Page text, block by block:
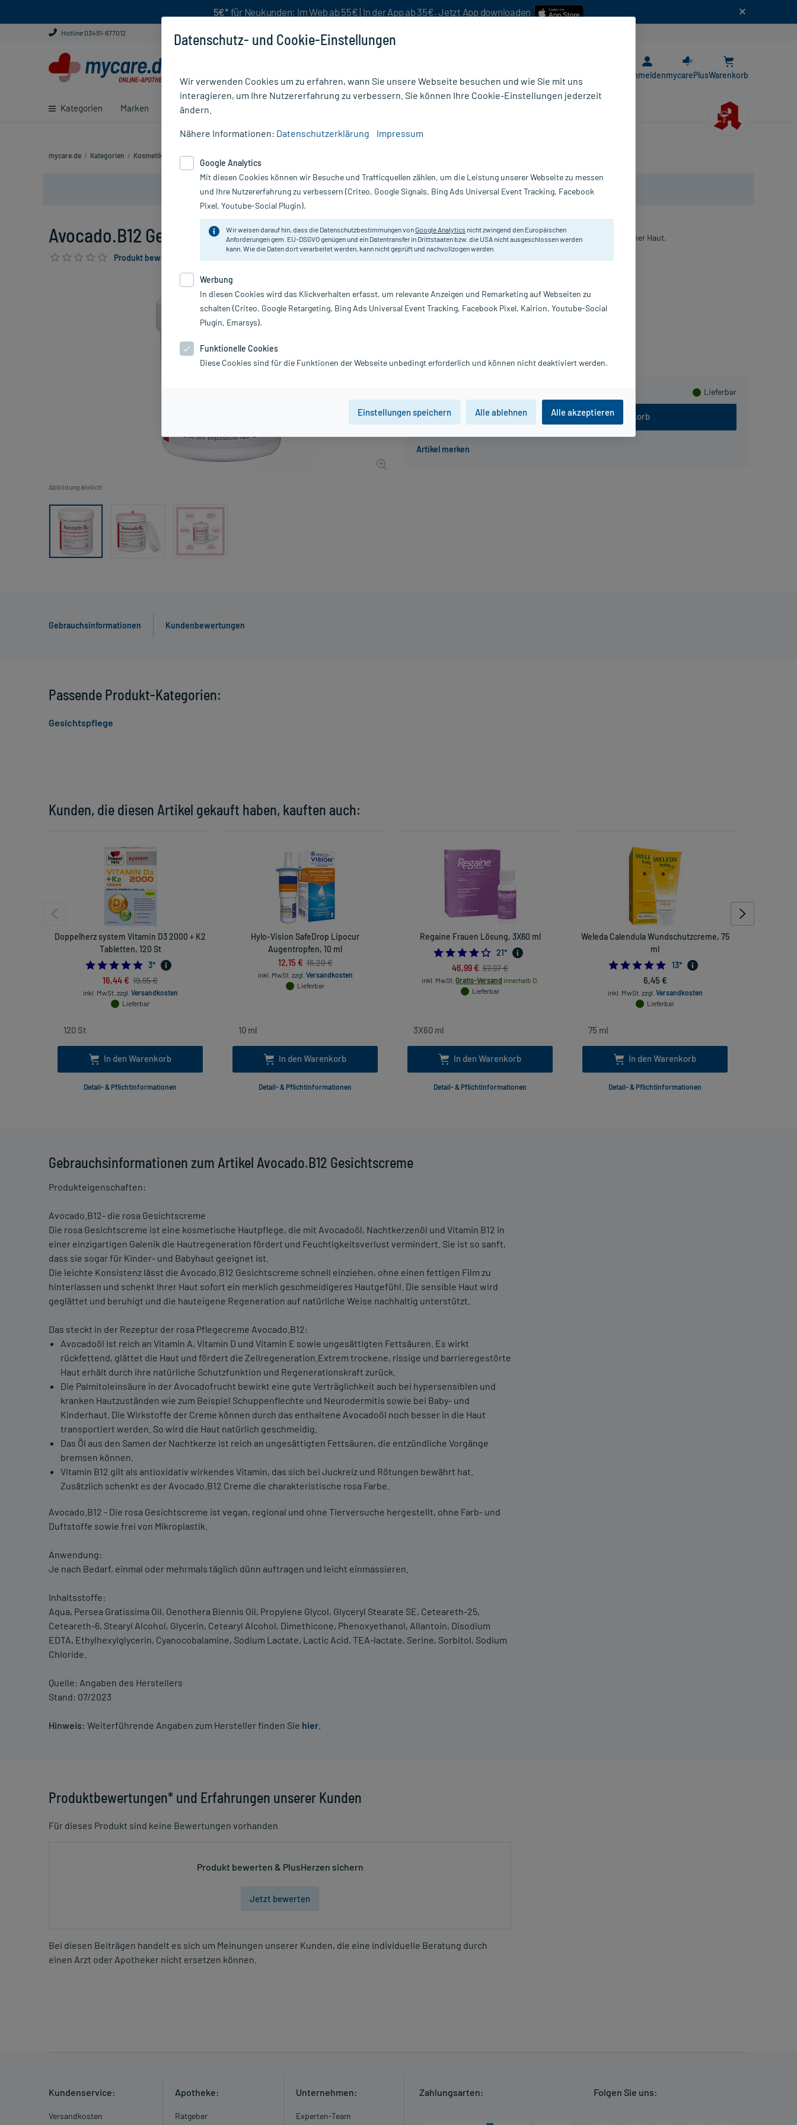
5€* für Neukunden: Im Web ab 55€ | In der App ab 35€. Jetzt App downloaden
Hotline 03491-877012
Kategorien Marken Ratgeber
AnmeldenmycarePlusWarenkorb
mycare.de / Kategorien / Kosmetik Gesichtspflege
Nur für kurze Zeit:Gratis-Versand* ab 19€ Mindestbestellwert!
Avocado.B12 Gesichtscreme, 100 ml
Produkt bewerten & PlusHerzen sichern
Abbildung ähnlich
Grundpreis: 189,00 € / l
Lieferbar
In den Warenkorb
Zur äußerlichen Anwendung von sehr empfindlicher und trockener Haut.
Darreichung:
Creme
Hersteller:
S+H Pharmavertrieb GmbH
Gebrauchsinformationen Kundenbewertungen
Gebrauchsinformationen zum Artikel Avocado.B12 Gesichtscreme
Produkteigenschaften:
Avocado.B12- die rosa Gesichtscreme
Die rosa Gesichtscreme ist eine kosmetische Hautpflege, die mit Avocadoöl, Nachtkerzenöl und Vitamin B12 in
einer einzigartigen Galenik die Hautregeneration fördert und Feuchtigkeitsverlust vermindert. Sie ist so sanft,
dass sie sogar für Kinder- und Babyhaut geeignet ist.
Die leichte Konsistenz lässt die Avocado.B12 Gesichtscreme schnell einziehen, ohne einen fettigen Film zu
hinterlassen und schenkt Ihrer Haut sofort ein merklich geschmeidigeres Hautgefühl. Die sensible Haut wird
geglättet und beruhigt und die hauteigene Regeneration auf natürliche Weise nachhaltig unterstützt.
Das steckt in der Rezeptur der rosa Pflegecreme Avocado.B12:
Avocadoöl ist reich an Vitamin A, Vitamin D und Vitamin E sowie ungesättigten Fettsäuren. Es wirkt
rückfettend, glättet die Haut und fördert die Zellregeneration.Extrem trockene, rissige und barrieregestörte
Haut erhält durch ihre natürliche Schutzfunktion und Regenerationskraft zurück.
Die Palmitoleinsäure in der Avocadofrucht bewirkt eine gute Verträglichkeit auch bei hypersensiblen und
kranken Hautzuständen wie zum Beispiel Schuppenflechte und Neurodermitis sowie bei Baby- und
Kinderhaut. Die Wirkstoffe der Creme können durch das enthaltene Avocadoöl noch besser in die Haut
transportiert werden. So wird die Haut natürlich geschmeidig.
Das Öl aus den Samen der Nachtkerze ist reich an ungesättigten Fettsäuren, die entzündliche Vorgänge
bremsen können.
Vitamin B12 gilt als antioxidativ wirkendes Vitamin, das sich bei Juckreiz und Rötungen bewährt hat.
Zusätzlich schenkt es der Avocado.B12 Creme die charakteristische rosa Farbe.
Avocado.B12 - Die rosa Gesichtscreme ist vegan, regional und ohne Tierversuche hergestellt, ohne Farb- und
Duftstoffe sowie frei von Mikroplastik.
Anwendung:
Je nach Bedarf, einmal oder mehrmals täglich dünn auftragen und leicht einmassieren.
Inhaltsstoffe:
Aqua, Persea Gratissima Oil, Oenothera Biennis Oil, Propylene Glycol, Glyceryl Stearate SE, Ceteareth-25,
Ceteareth-6, Stearyl Alcohol, Glycerin, Cetearyl Alcohol, Dimethicone, Phenoxyethanol, Allantoin, Disodium
EDTA, Ethylhexylglycerin, Cyanocobalamine, Sodium Lactate, Lactic Acid, TEA-lactate, Serine, Sorbitol, Sodium
Chloride.
Quelle: Angaben des Herstellers
Stand: 07/2023
Hinweis: Weiterführende Angaben zum Hersteller finden Sie hier
Produktbewertungen* und Erfahrungen unserer Kunden
Für dieses Produkt sind keine Bewertungen vorhanden
Produkt bewerten & PlusHerzen sichern
Jetzt bewerten
Bei diesen Beiträgen handelt es sich um Meinungen unserer Kunden, die eine individuelle Beratung durch
einen Arzt oder Apotheker nicht ersetzen können.
Kunden, die diesen Artikel gekauft haben, kauften auch:
Doppelherz system Vitamin D3 2000 + K2
Tabletten, 120 St
5.0
3*
16,44 € 19,95 €
inkl. MwSt. zzgl. Versandkosten
Lieferbar
In den Warenkorb
Detail- & Pflichtinformationen
Hylo-Vision SafeDrop Lipocur
Augentropfen, 10 ml
12,15 € 16,20 €
inkl. MwSt. zzgl. Versandkosten
Lieferbar
In den Warenkorb
Detail- & Pflichtinformationen
Regaine Frauen Lösung, 3X60 ml
4.0
21*
46,99 € 67,97 €
inkl. MwSt. Gratis-Versand innerhalb D.
Lieferbar
In den Warenkorb
Detail- & Pflichtinformationen
Weleda Calendula Wundschutzcreme, 75
ml
4.923076923076923
13*
6,45 €
inkl. MwSt. zzgl. Versandkosten
Lieferbar
In den Warenkorb
Detail- & Pflichtinformationen
Passende Produkt-Kategorien:
Gesichtspflege
Kundenservice:
Versandkosten
Apotheke:
Ratgeber
Unternehmen:
Experten-Team
Zahlungsarten: Folgen Sie uns:
Datenschutz- und Cookie-Einstellungen
Wir verwenden Cookies um zu erfahren, wann Sie unsere Webseite besuchen und wie Sie mit uns
interagieren, um Ihre Nutzererfahrung zu verbessern. Sie können Ihre Cookie-Einstellungen jederzeit
ändern.
Nähere Informationen: Datenschutzerklärung Impressum
Google Analytics
Mit diesen Cookies können wir Besuche und Trafficquellen zählen, um die Leistung unserer Webseite zu messen
und Ihre Nutzererfahrung zu verbessern (Criteo, Google Signals, Bing Ads Universal Event Tracking, Facebook
Pixel, Youtube-Social Plugin).
Wir weisen darauf hin, dass die Datenschutzbestimmungen vonGoogle Analytics nicht zwingend den Europäischen
Anforderungen gem. EU-DSGVO genügen und ein Datentransfer in Drittstaaten bzw. die USA nicht ausgeschlossen werden
kann. Wie die Daten dort verarbeitet werden, kann nicht geprüft und nachvollzogen werden.
Werbung
In diesen Cookies wird das Klickverhalten erfasst, um relevante Anzeigen und Remarketing auf Webseiten zu
schalten (Criteo, Google Retargeting, Bing Ads Universal Event Tracking, Facebook Pixel, Kairion, Youtube-Social
Plugin, Emarsys).
Funktionelle Cookies
Diese Cookies sind für die Funktionen der Webseite unbedingt erforderlich und können nicht deaktiviert werden.
Einstellungen speichern Alle ablehnen Alle akzeptieren